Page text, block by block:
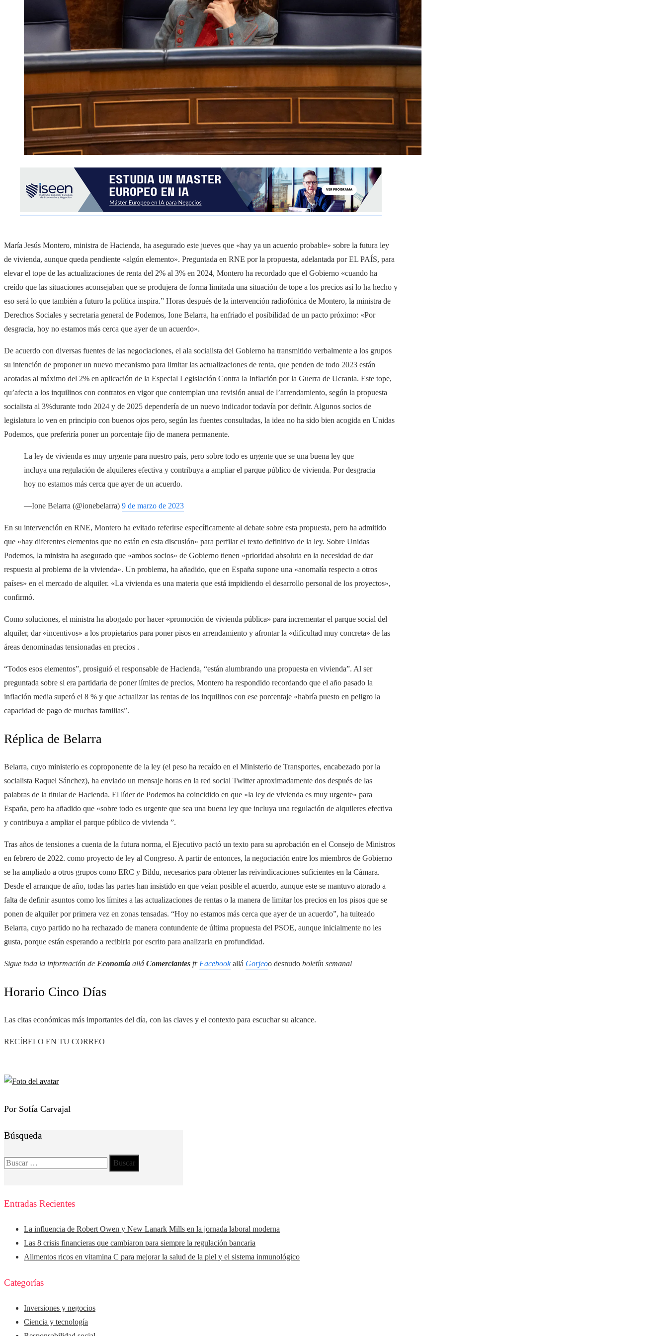
María Jesús Montero, ministra de Hacienda, ha asegurado este jueves que «hay ya un acuerdo probable» sobre la futura ley
de vivienda, aunque queda pendiente «algún elemento». Preguntada en RNE por la propuesta, adelantada por EL PAÍS, para
elevar el tope de las actualizaciones de renta del 2% al 3% en 2024, Montero ha recordado que el Gobierno «cuando ha
creído que las situaciones aconsejaban que se produjera de forma limitada una situación de tope a los precios así lo ha hecho y
eso será lo que también a futuro la política inspira.” Horas después de la intervención radiofónica de Montero, la ministra de
Derechos Sociales y secretaria general de Podemos, Ione Belarra, ha enfriado el posibilidad de un pacto próximo: «Por
desgracia, hoy no estamos más cerca que ayer de un acuerdo».
De acuerdo con diversas fuentes de las negociaciones, el ala socialista del Gobierno ha transmitido verbalmente a los grupos
su intención de proponer un nuevo mecanismo para limitar las actualizaciones de renta, que penden de todo 2023 están
acotadas al máximo del 2% en aplicación de la Especial Legislación Contra la Inflación por la Guerra de Ucrania. Este tope,
qu’afecta a los inquilinos con contratos en vigor que contemplan una revisión anual de l’arrendamiento, según la propuesta
socialista al 3%durante todo 2024 y de 2025 dependería de un nuevo indicador todavía por definir. Algunos socios de
legislatura lo ven en principio con buenos ojos pero, según las fuentes consultadas, la idea no ha sido bien acogida en Unidas
Podemos, que preferiría poner un porcentaje fijo de manera permanente.
La ley de vivienda es muy urgente para nuestro país, pero sobre todo es urgente que se una buena ley que
incluya una regulación de alquileres efectiva y contribuya a ampliar el parque público de vivienda. Por desgracia
hoy no estamos más cerca que ayer de un acuerdo.
—Ione Belarra (@ionebelarra) 9 de marzo de 2023
En su intervención en RNE, Montero ha evitado referirse específicamente al debate sobre esta propuesta, pero ha admitido
que «hay diferentes elementos que no están en esta discusión» para perfilar el texto definitivo de la ley. Sobre Unidas
Podemos, la ministra ha asegurado que «ambos socios» de Gobierno tienen «prioridad absoluta en la necesidad de dar
respuesta al problema de la vivienda». Un problema, ha añadido, que en España supone una «anomalía respecto a otros
países» en el mercado de alquiler. «La vivienda es una materia que está impidiendo el desarrollo personal de los proyectos»,
confirmó.
Como soluciones, el ministra ha abogado por hacer «promoción de vivienda pública» para incrementar el parque social del
alquiler, dar «incentivos» a los propietarios para poner pisos en arrendamiento y afrontar la «dificultad muy concreta» de las
áreas denominadas tensionadas en precios .
“Todos esos elementos”, prosiguió el responsable de Hacienda, “están alumbrando una propuesta en vivienda”. Al ser
preguntada sobre si era partidaria de poner límites de precios, Montero ha respondido recordando que el año pasado la
inflación media superó el 8 % y que actualizar las rentas de los inquilinos con ese porcentaje «habría puesto en peligro la
capacidad de pago de muchas familias”.
Réplica de Belarra
Belarra, cuyo ministerio es coproponente de la ley (el peso ha recaído en el Ministerio de Transportes, encabezado por la
socialista Raquel Sánchez), ha enviado un mensaje horas en la red social Twitter aproximadamente dos después de las
palabras de la titular de Hacienda. El líder de Podemos ha coincidido en que «la ley de vivienda es muy urgente» para
España, pero ha añadido que «sobre todo es urgente que sea una buena ley que incluya una regulación de alquileres efectiva
y contribuya a ampliar el parque público de vivienda ”.
Tras años de tensiones a cuenta de la futura norma, el Ejecutivo pactó un texto para su aprobación en el Consejo de Ministros
en febrero de 2022. como proyecto de ley al Congreso. A partir de entonces, la negociación entre los miembros de Gobierno
se ha ampliado a otros grupos como ERC y Bildu, necesarios para obtener las reivindicaciones suficientes en la Cámara.
Desde el arranque de año, todas las partes han insistido en que veían posible el acuerdo, aunque este se mantuvo atorado a
falta de definir asuntos como los límites a las actualizaciones de rentas o la manera de limitar los precios en los pisos que se
ponen de alquiler por primera vez en zonas tensadas. “Hoy no estamos más cerca que ayer de un acuerdo”, ha tuiteado
Belarra, cuyo partido no ha rechazado de manera contundente de última propuesta del PSOE, aunque inicialmente no les
gusta, porque están esperando a recibirla por escrito para analizarla en profundidad.
Sigue toda la información de Economía allá Comerciantes fr Facebookallá Gorjeoo desnudo boletín semanal
Horario Cinco Días
Las citas económicas más importantes del día, con las claves y el contexto para escuchar su alcance.
RECÍBELO EN TU CORREO
Por Sofía Carvajal
Búsqueda
Buscar:
Entradas Recientes
La influencia de Robert Owen y New Lanark Mills en la jornada laboral moderna
Las 8 crisis financieras que cambiaron para siempre la regulación bancaria
Alimentos ricos en vitamina C para mejorar la salud de la piel y el sistema inmunológico
Categorías
Inversiones y negocios
Ciencia y tecnología